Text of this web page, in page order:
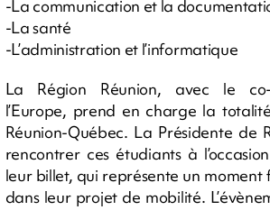
-La communication et la
-La santé
-L’administration et l’informatique
La Région Réunion, avec le
l’Europe, prend en charge la
Réunion-Québec. La Présidente de
rencontrer ces étudiants à
leur billet, qui représente un moment
dans leur projet de mobilité.